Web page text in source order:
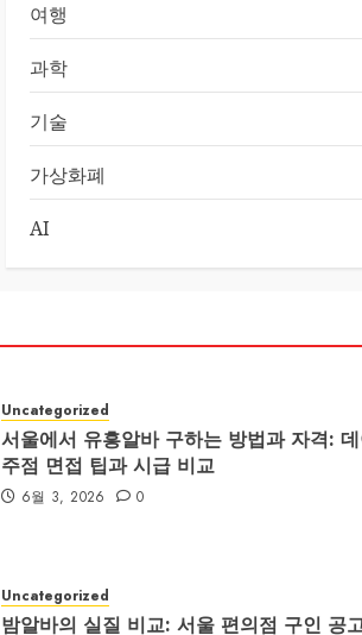
여행
과학
기술
가상화폐
AI
Uncategorized
서울에서 유흥알바 구하는 방법과 자격:
주점 면접 팁과 시급 비교
6월 3, 2026 0
Uncategorized
밤알바의 실질 비교: 서울 편의점 구인 공